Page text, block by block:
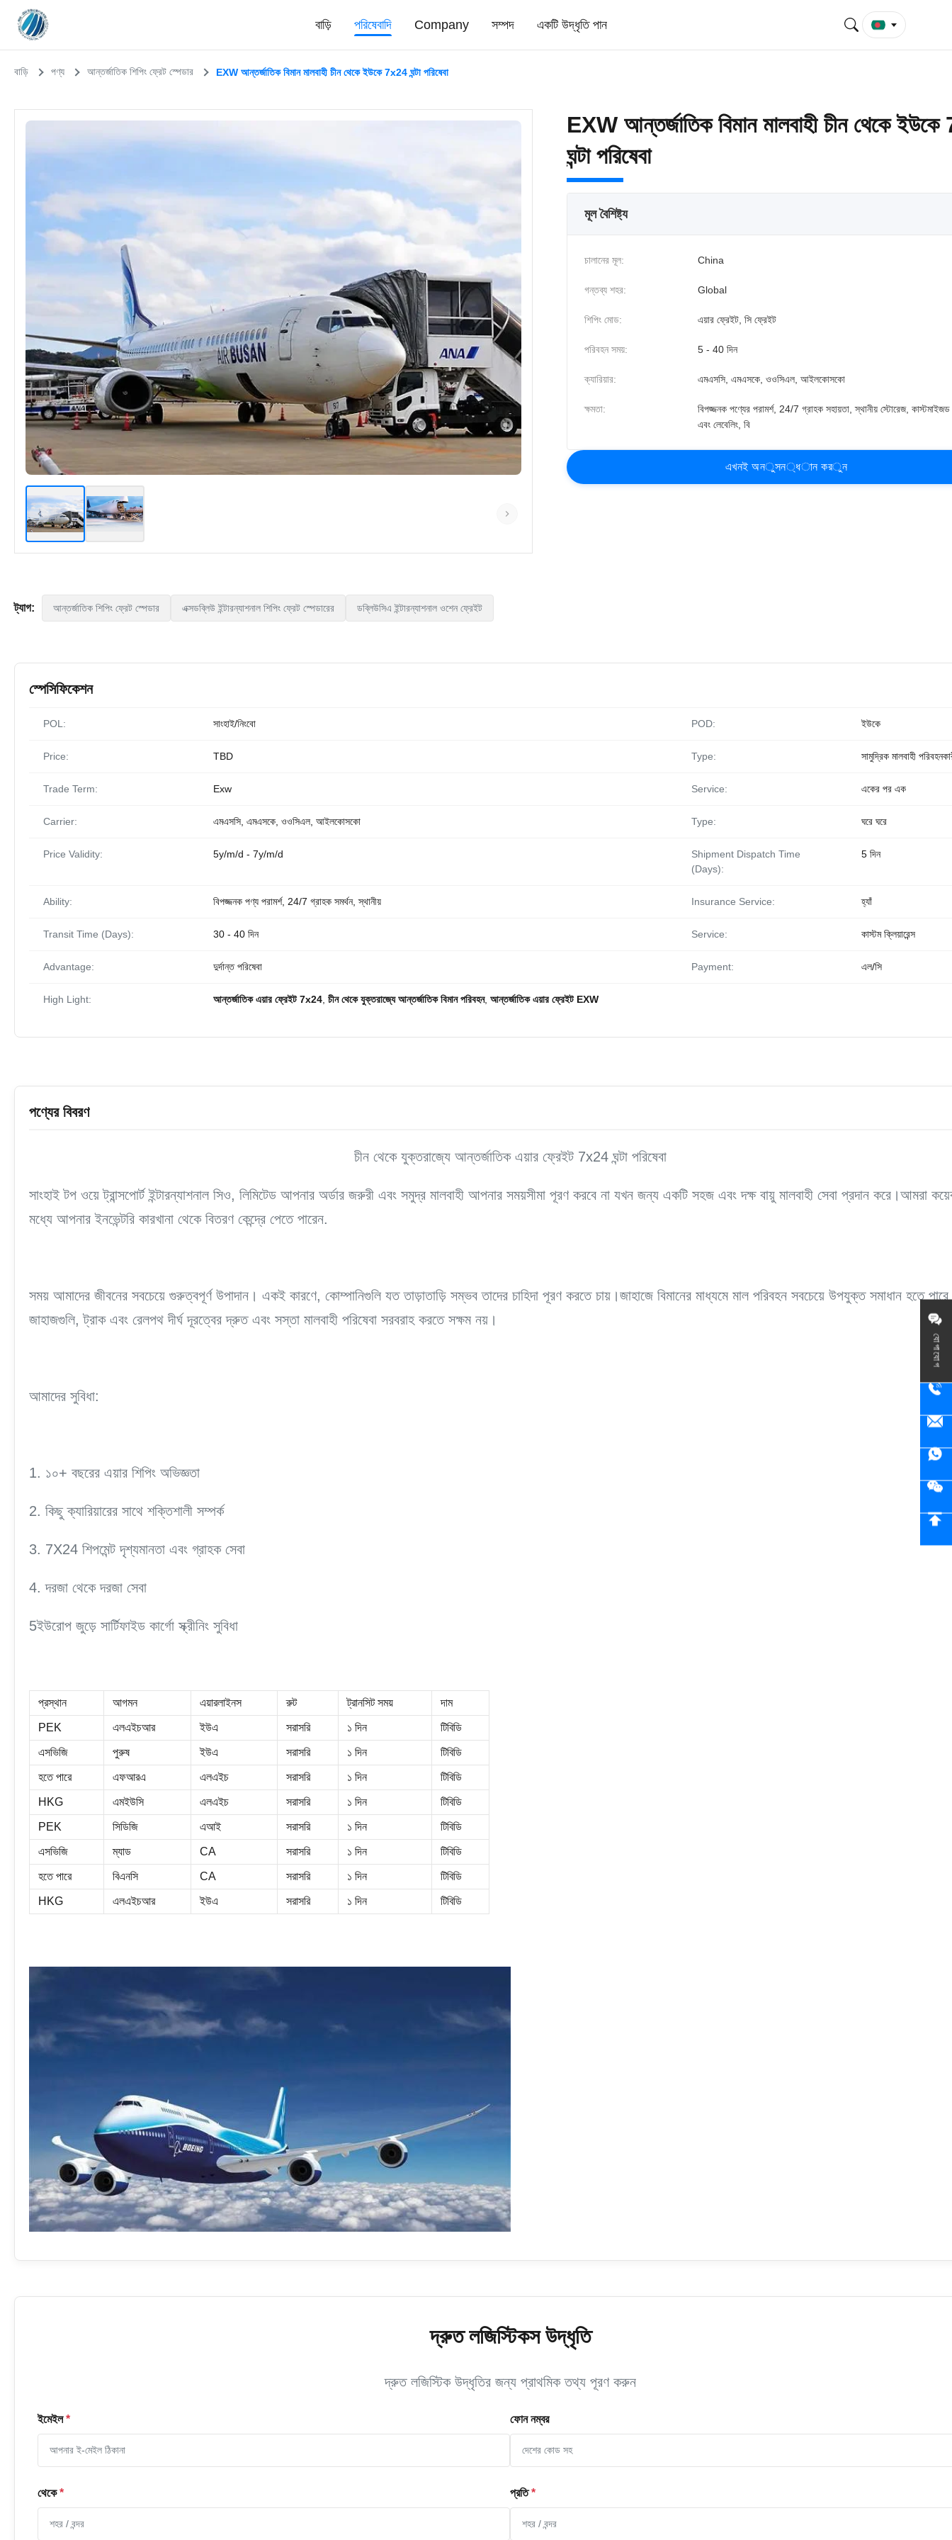
যোগাযোগ
বাড়ি পরিষেবাদি Company সম্পদ একটি উদ্ধৃতি পান
বাড়ি পণ্য আন্তর্জাতিক শিপিং ফ্রেট স্পেডার EXW আন্তর্জাতিক বিমান মালবাহী চীন থেকে ইউকে 7x24 ঘন্টা পরিষেবা
EXW আন্তর্জাতিক বিমান মালবাহী চীন থেকে
ঘন্টা পরিষেবা
মূল বৈশিষ্ট্য
চালানের মূল: China
গন্তব্য শহর: Global
শিপিং মোড: এয়ার ফ্রেইট, সি ফ্রেইট
পরিবহন সময়: 5 - 40 দিন
ক্যারিয়ার: এমএসসি, এমএসকে, ওওসিএল, আইলকোসকো
ক্ষমতা:
বিপজ্জনক পণ্যের পরামর্শ, 24/7 গ্রাহক সহায়তা, স্থানীয় স্টোরেজ, কাস্টমাইজড
এবং লেবেলিং, বি
এখনই অনুসন্ধান করুন
ট্যাগ: আন্তর্জাতিক শিপিং ফ্রেট স্পেডার এক্সডব্লিউ ইন্টারন্যাশনাল শিপিং ফ্রেট স্পেডারের ডব্লিউসিএ ইন্টারন্যাশনাল ওশেন ফ্রেইট
স্পেসিফিকেশন
POL: সাংহাই/নিংবো POD: ইউকে
Price: TBD Type: সামুদ্রিক মালবাহী
Trade Term: Exw Service: একের পর এক
Carrier: এমএসসি, এমএসকে, ওওসিএল, আইলকোসকো Type: ঘরে ঘরে
Price Validity: 5y/m/d - 7y/m/d
Shipment Dispatch Time
(Days):
5 দিন
Ability: বিপজ্জনক পণ্য পরামর্শ, 24/7 গ্রাহক সমর্থন, স্থানীয় Insurance Service: হ্যাঁ
Transit Time (Days): 30 - 40 দিন Service: কাস্টম ক্লিয়ারেন্স
Advantage: দুর্দান্ত পরিষেবা Payment: এল/সি
High Light: আন্তর্জাতিক এয়ার ফ্রেইট 7x24 চীন থেকে যুক্তরাজ্যে আন্তর্জাতিক বিমান পরিবহন, আন্তর্জাতিক এয়ার ফ্রেইট EXW
পণ্যের বিবরণ
চীন থেকে যুক্তরাজ্যে আন্তর্জাতিক এয়ার ফ্রেইট 7x24 ঘন্টা পরিষেবা
সাংহাই টপ ওয়ে ট্রান্সপোর্ট ইন্টারন্যাশনাল সিও, লিমিটেড আপনার অর্ডার জরুরী এবং সমুদ্র মালবাহী আপনার সময়সীমা পূরণ করবে না যখন জন্য একটি সহজ এবং দক্ষ বায়ু মালবাহী সেবা প্রদান করে।আমরা
মধ্যে আপনার ইনভেন্টরি কারখানা থেকে বিতরণ কেন্দ্রে পেতে পারেন.
সময় আমাদের জীবনের সবচেয়ে গুরুত্বপূর্ণ উপাদান। একই কারণে, কোম্পানিগুলি যত তাড়াতাড়ি সম্ভব তাদের চাহিদা পূরণ করতে চায়।জাহাজে বিমানের মাধ্যমে মাল পরিবহন সবচেয়ে উপযুক্ত সমাধান হতে
জাহাজগুলি, ট্রাক এবং রেলপথ দীর্ঘ দূরত্বের দ্রুত এবং সস্তা মালবাহী পরিষেবা সরবরাহ করতে সক্ষম নয়।
আমাদের সুবিধা:
1. ১০+ বছরের এয়ার শিপিং অভিজ্ঞতা
2. কিছু ক্যারিয়ারের সাথে শক্তিশালী সম্পর্ক
3. 7X24 শিপমেন্ট দৃশ্যমানতা এবং গ্রাহক সেবা
4. দরজা থেকে দরজা সেবা
5ইউরোপ জুড়ে সার্টিফাইড কার্গো স্ক্রীনিং সুবিধা
প্রস্থান আগমন এয়ারলাইনস রুট ট্রানসিট সময় দাম
PEK এলএইচআর ইউএ সরাসরি ১ দিন টিবিডি
এসভিজি পুরুষ ইউএ সরাসরি ১ দিন টিবিডি
হতে পারে এফআরএ এলএইচ সরাসরি ১ দিন টিবিডি
HKG এমইউসি এলএইচ সরাসরি ১ দিন টিবিডি
PEK সিডিজি এআই সরাসরি ১ দিন টিবিডি
এসভিজি ম্যাড CA সরাসরি ১ দিন টিবিডি
হতে পারে বিএনসি CA সরাসরি ১ দিন টিবিডি
HKG এলএইচআর ইউএ সরাসরি ১ দিন টিবিডি
দ্রুত লজিস্টিকস উদ্ধৃতি
দ্রুত লজিস্টিক উদ্ধৃতির জন্য প্রাথমিক তথ্য পূরণ করুন
ইমেইল * ফোন নম্বর
থেকে * প্রতি *